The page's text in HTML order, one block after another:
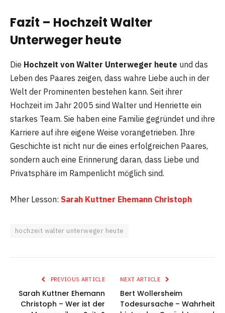
Fazit – Hochzeit Walter
Unterweger heute
Die Hochzeit von Walter Unterweger heute und das
Leben des Paares zeigen, dass wahre Liebe auch in der
Welt der Prominenten bestehen kann. Seit ihrer
Hochzeit im Jahr 2005 sind Walter und Henriette ein
starkes Team. Sie haben eine Familie gegründet und ihre
Karriere auf ihre eigene Weise vorangetrieben. Ihre
Geschichte ist nicht nur die eines erfolgreichen Paares,
sondern auch eine Erinnerung daran, dass Liebe und
Privatsphäre im Rampenlicht möglich sind.
Mher Lesson: Sarah Kuttner Ehemann Christoph
hochzeit walter unterweger heute
PREVIOUS ARTICLE
Sarah Kuttner Ehemann
Christoph – Wer ist der
NEXT ARTICLE
Bert Wollersheim
Todesursache – Wahrheit